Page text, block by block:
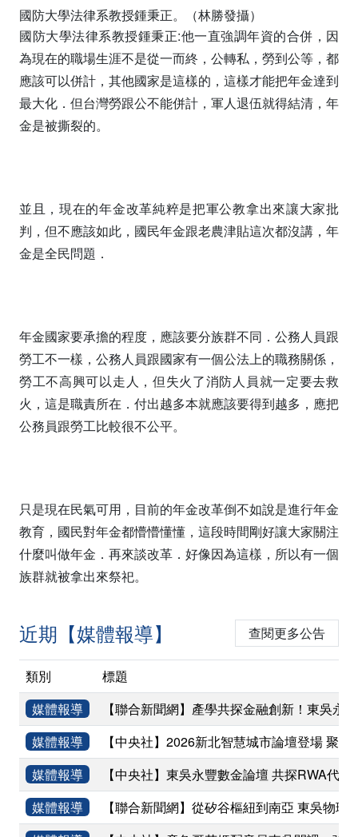
國防大學法律系教授鍾秉正。（林勝發攝）
國防大學法律系教授鍾秉正:他一直強調年資的合併，因
為現在的職場生涯不是從一而終，公轉私，勞到公等，都
應該可以併計，其他國家是這樣的，這樣才能把年金達到
最大化．但台灣勞跟公不能併計，軍人退伍就得結清，年
金是被撕裂的。
並且，現在的年金改革純粹是把軍公教拿出來讓大家批
判，但不應該如此，國民年金跟老農津貼這次都沒講，年
金是全民問題．
年金國家要承擔的程度，應該要分族群不同．公務人員跟
勞工不一樣，公務人員跟國家有一個公法上的職務關係，
勞工不高興可以走人，但失火了消防人員就一定要去救
火，這是職責所在．付出越多本就應該要得到越多，應把
公務員跟勞工比較很不公平。
只是現在民氣可用，目前的年金改革倒不如說是進行年金
教育，國民對年金都懵懵懂懂，這段時間剛好讓大家關注
什麼叫做年金．再來談改革．好像因為這樣，所以有一個
族群就被拿出來祭祀。
近期【媒體報導】 查閱更多公告
類別
標題
媒體報導
【聯合新聞網】產學共探金融創新！東吳
媒體報導
【中央社】2026新北智慧城市論壇登場 聚
媒體報導
【中央社】東吳永豐數金論壇 共探RWA代幣
媒體報導
【聯合新聞網】從矽谷樞紐到南亞 東吳物理